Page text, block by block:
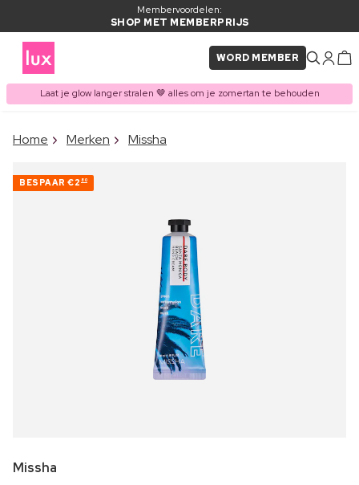
Membervoordelen:
SHOP MET MEMBERPRIJS
WORD MEMBER
Laat je glow langer stralen 🤎 alles om je zomertan te behouden
ITEM TOEGEVOEGD AAN
Home Merken Missha
BESPAAR €2 80
Missha